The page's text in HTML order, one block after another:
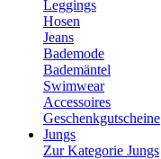
Leggings
Hosen
Jeans
Bademode
Bademäntel
Swimwear
Accessoires
Geschenkgutscheine
Jungs
Zur Kategorie Jungs